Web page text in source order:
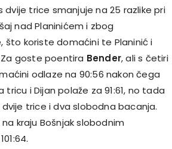
trice smanjuje na 25 razlike pri
nad Planinićem i zbog
što koriste domaćini te Planinić i
goste poentira Bender, ali s četiri
odlaze na 90:56 nakon čega
i Dijan polaže za 91:61, no tada
trice i dva slobodna bacanja.
kraju Bošnjak slobodnim